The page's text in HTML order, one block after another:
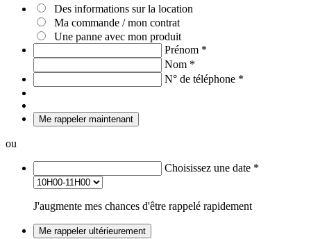
Des informations sur la location
Ma commande / mon contrat
Une panne avec mon produit
Prénom *
Nom *
N° de téléphone *
Me rappeler maintenant
ou
Choisissez une date *
J'augmente mes chances d'être rappelé rapidement
Me rappeler ultérieurement